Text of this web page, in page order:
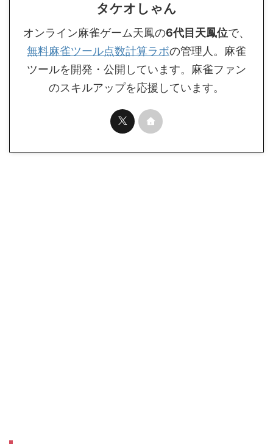
タケオしゃん
オンライン麻雀ゲーム天鳳の6代目天鳳位で、
無料麻雀ツール点数計算ラボの管理人。麻雀
ツールを開発・公開しています。麻雀ファン
のスキルアップを応援しています。